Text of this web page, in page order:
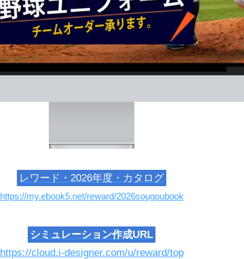
レワード・2026年度・カタログ
https://my.ebook5.net/reward/2026sougoubook
シミュレーション作成URL
https://cloud.i-designer.com/u/reward/top